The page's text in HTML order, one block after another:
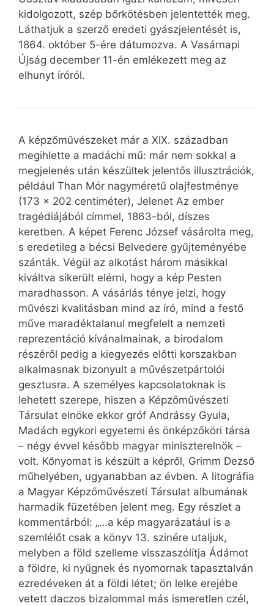
kidolgozott, szép bőrkötésben jelentették meg.
Láthatjuk a szerző eredeti gyászjelentését is,
1864. október 5-ére dátumozva. A Vasárnapi
Újság december 11-én emlékezett meg az
elhunyt íróról.
A képzőművészeket már a XIX. században
megihlette a madáchi mű: már nem sokkal a
megjelenés után készültek jelentős illusztrációk,
például Than Mór nagyméretű olajfestménye
(173 x 202 centiméter), Jelenet Az ember
tragédiájából címmel, 1863-ból, díszes
keretben. A képet Ferenc József vásárolta meg,
s eredetileg a bécsi Belvedere gyűjteményébe
szánták. Végül az alkotást három másikkal
kiváltva sikerült elérni, hogy a kép Pesten
maradhasson. A vásárlás ténye jelzi, hogy
művészi kvalitásban mind az író, mind a festő
műve maradéktalanul megfelelt a nemzeti
reprezentáció kívánalmainak, a birodalom
részéről pedig a kiegyezés előtti korszakban
alkalmasnak bizonyult a művészetpártolói
gesztusra. A személyes kapcsolatoknak is
lehetett szerepe, hiszen a Képzőművészeti
Társulat elnöke ekkor gróf Andrássy Gyula,
Madách egykori egyetemi és önképzőköri társa
– négy évvel később magyar miniszterelnök –
volt. Kőnyomat is készült a képről, Grimm Dezső
műhelyében, ugyanabban az évben. A litográfia
a Magyar Képzőművészeti Társulat albumának
harmadik füzetében jelent meg. Egy részlet a
kommentárból: „…a kép magyarázatául is a
szemlélőt csak a könyv 13. szinére utaljuk,
melyben a föld szelleme visszaszólítja Ádámot
a földre, ki nyűgnek és nyomornak tapasztalván
ezredéveken át a földi létet; ön lelke erejébe
vetett daczos bizalommal más ismeretlen czél,